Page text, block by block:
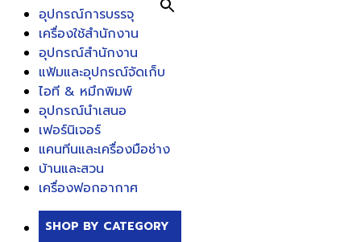
อุปกรณ์การบรรจุ
เครื่องใช้สำนักงาน
อุปกรณ์สำนักงาน
แฟ้มและอุปกรณ์จัดเก็บ
ไอที & หมึกพิมพ์
อุปกรณ์นำเสนอ
เฟอร์นิเจอร์
แคนทีนและเครื่องมือช่าง
บ้านและสวน
เครื่องฟอกอากาศ
SHOP BY CATEGORY